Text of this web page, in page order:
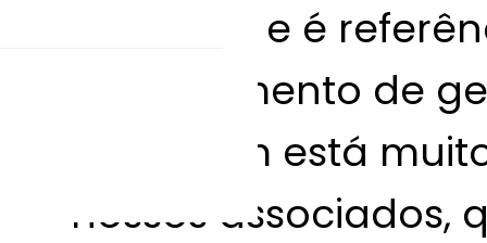
mercado e é
conhecimento de
bagagem está
nossos associados,